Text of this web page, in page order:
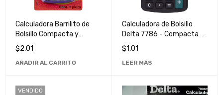
Calculadora Barrilito de
Bolsillo Compacta y
Portátil para Uso Diario
$2,01
AÑADIR AL CARRITO
Calculadora de Bolsillo
Delta 7786 - Compacta y
Portátil para Uso Diario
$1,01
LEER MÁS
VENDIDO